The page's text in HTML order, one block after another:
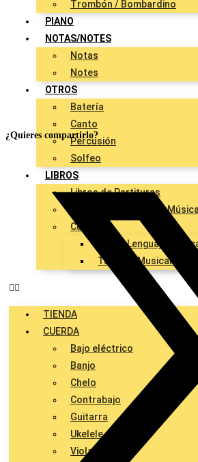
Trombón / Bombardino
PIANO
NOTAS/NOTES
Notas
Notes
OTROS
Batería
Canto
Percusión
Solfeo
LIBROS
Libros de Partituras
Libros para Aprender Música
Cursos
Curso Lenguaje
Talleres Musicales
TIENDA
CUERDA
Bajo eléctrico
Banjo
Chelo
Contrabajo
Guitarra
Ukelele
Viola
¿Quieres compartirlo?